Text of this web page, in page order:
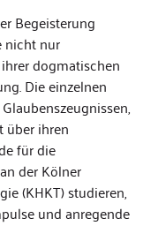
Begeisterung
nicht nur
dogmatischen
Die einzelnen
über ihren
für die
der Kölner
(KHKT) studieren,
und anregende